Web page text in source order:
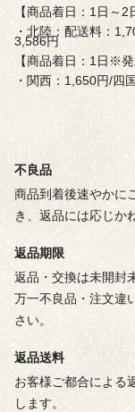
【商品着日：1日～
・北陸：配送料：
3,586円
【商品着日：1日※発
・関西：1,650円/四
不良品
商品到着後速やかに
き、返品には応じか
返品期限
返品・交換は未開封
万一不良品・注文違
さい。
返品送料
お客様ご都合による
します。